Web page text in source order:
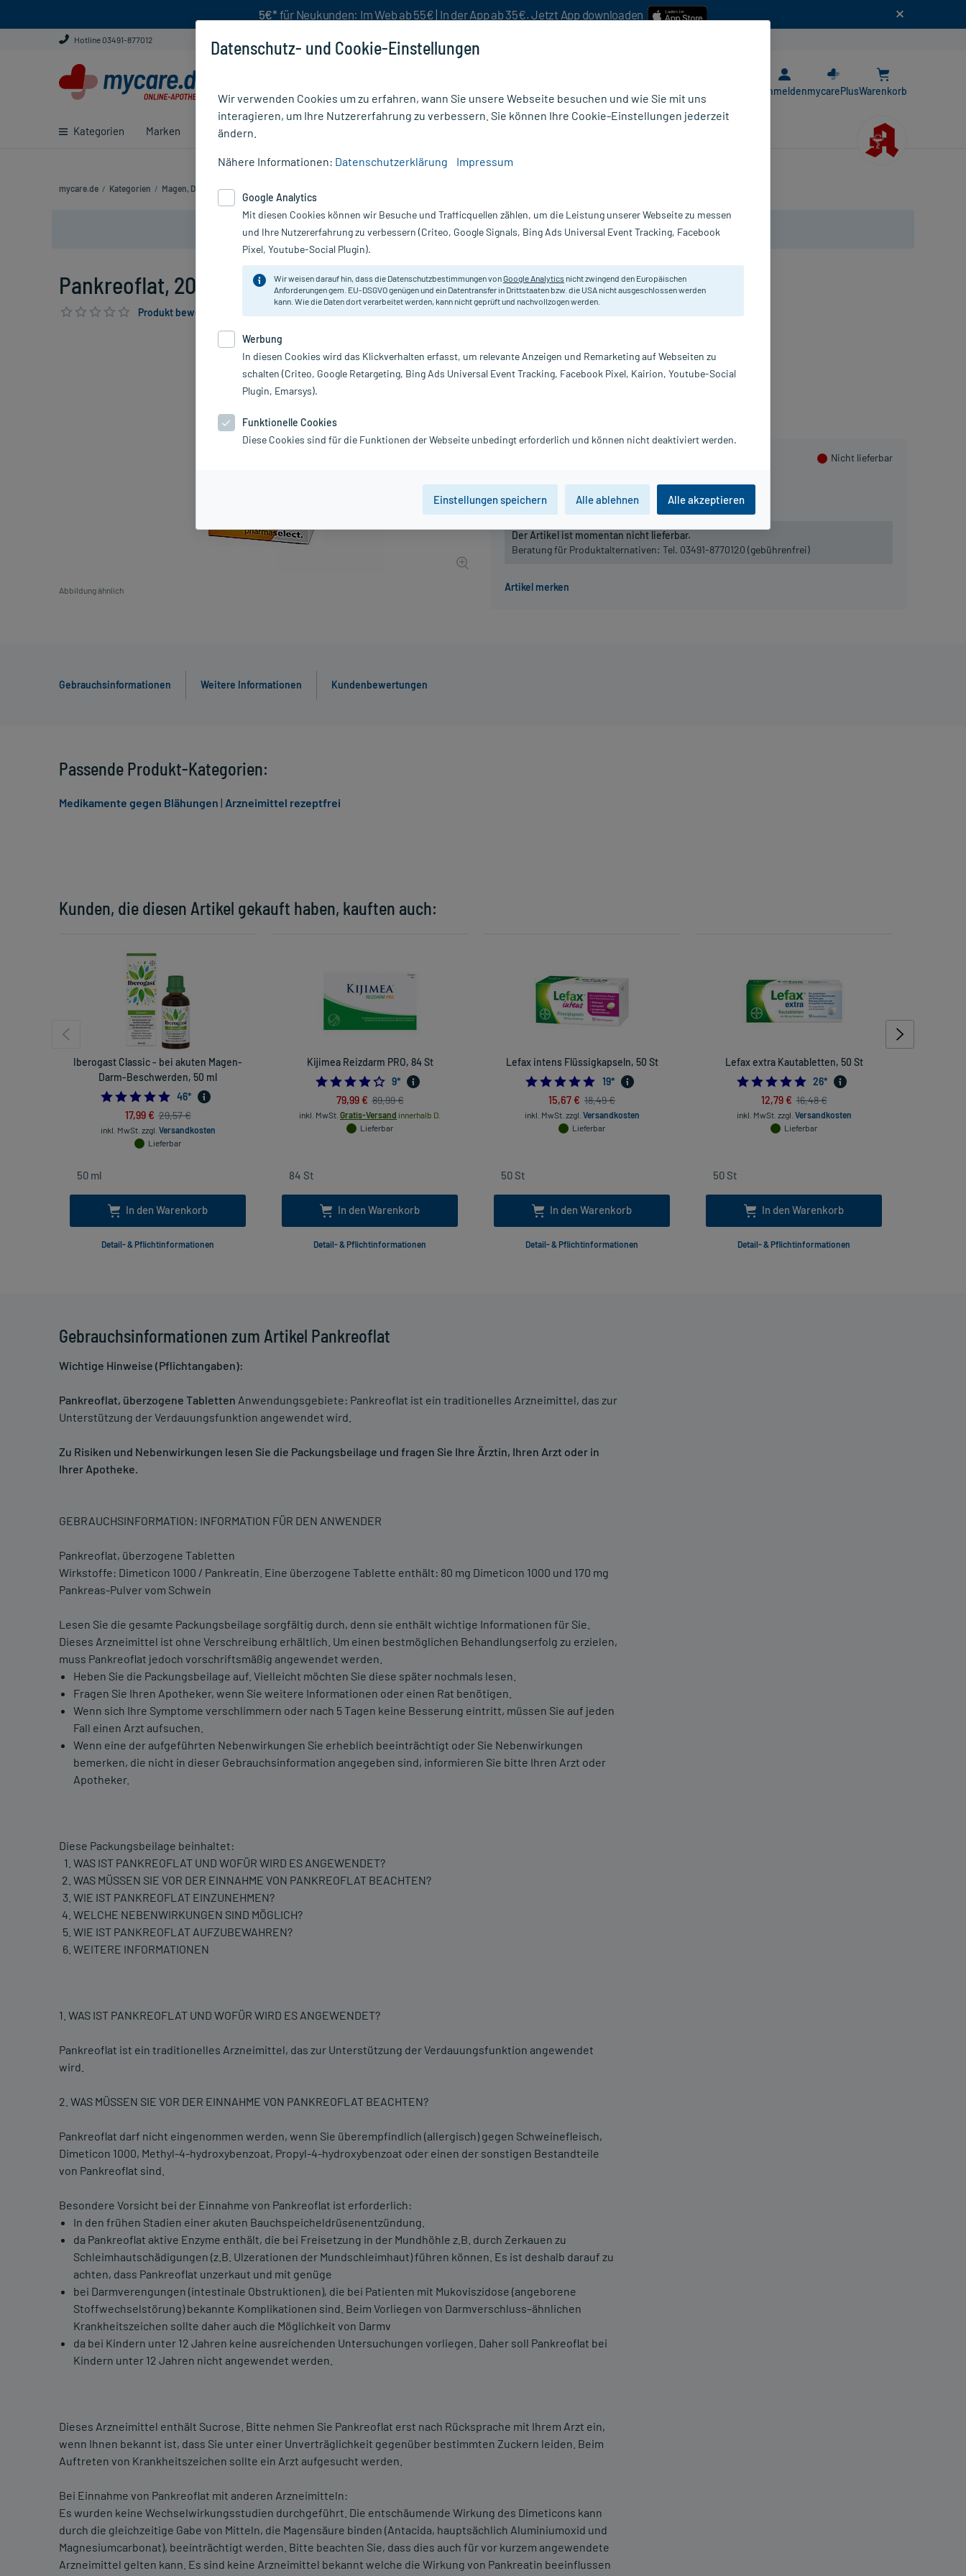
5€* für Neukunden: Im Web ab 55€ | In der App ab 35€. Jetzt App downloaden
Hotline 03491-877012
Kategorien Marken Ratgeber
AnmeldenmycarePlusWarenkorb
mycare.de / Kategorien / Magen, Darm & Verdauung
Nur für kurze Zeit:Gratis-Versand* ab 19€ Mindestbestellwert!
Pankreoflat, 200 St
Produkt bewerten & PlusHerzen sichern
Abbildung ähnlich
Nicht lieferbar
50 St 100 St 200 St
Der Artikel ist momentan nicht lieferbar.
Beratung für Produktalternativen: Tel. 03491-8770120 (gebührenfrei)
Zur Unterstützung der Verdauungsfunktion
Darreichung:
Überzogene Tabletten
Hersteller:
medphano Arzneimittel GmbH
Gebrauchsinformationen Weitere Informationen Kundenbewertungen
Gebrauchsinformationen zum Artikel Pankreoflat
Wichtige Hinweise (Pflichtangaben):
Pankreoflat, überzogene Tabletten Anwendungsgebiete: Pankreoflat ist ein traditionelles Arzneimittel, das zur
Unterstützung der Verdauungsfunktion angewendet wird.
Zu Risiken und Nebenwirkungen lesen Sie die Packungsbeilage und fragen Sie Ihre Ärztin, Ihren Arzt oder in
Ihrer Apotheke.
GEBRAUCHSINFORMATION: INFORMATION FÜR DEN ANWENDER
Pankreoflat, überzogene Tabletten
Wirkstoffe: Dimeticon 1000 / Pankreatin. Eine überzogene Tablette enthält: 80 mg Dimeticon 1000 und 170 mg
Pankreas-Pulver vom Schwein
Lesen Sie die gesamte Packungsbeilage sorgfältig durch, denn sie enthält wichtige Informationen für Sie.
Dieses Arzneimittel ist ohne Verschreibung erhältlich. Um einen bestmöglichen Behandlungserfolg zu erzielen,
muss Pankreoflat jedoch vorschriftsmäßig angewendet werden.
Heben Sie die Packungsbeilage auf. Vielleicht möchten Sie diese später nochmals lesen.
Fragen Sie Ihren Apotheker, wenn Sie weitere Informationen oder einen Rat benötigen.
Wenn sich Ihre Symptome verschlimmern oder nach 5 Tagen keine Besserung eintritt, müssen Sie auf jeden
Fall einen Arzt aufsuchen.
Wenn eine der aufgeführten Nebenwirkungen Sie erheblich beeinträchtigt oder Sie Nebenwirkungen
bemerken, die nicht in dieser Gebrauchsinformation angegeben sind, informieren Sie bitte Ihren Arzt oder
Apotheker.
Diese Packungsbeilage beinhaltet:
WAS IST PANKREOFLAT UND WOFÜR WIRD ES ANGEWENDET?
WAS MÜSSEN SIE VOR DER EINNAHME VON PANKREOFLAT BEACHTEN?
WIE IST PANKREOFLAT EINZUNEHMEN?
WELCHE NEBENWIRKUNGEN SIND MÖGLICH?
WIE IST PANKREOFLAT AUFZUBEWAHREN?
WEITERE INFORMATIONEN
1. WAS IST PANKREOFLAT UND WOFÜR WIRD ES ANGEWENDET?
Pankreoflat ist ein traditionelles Arzneimittel, das zur Unterstützung der Verdauungsfunktion angewendet
wird.
2. WAS MÜSSEN SIE VOR DER EINNAHME VON PANKREOFLAT BEACHTEN?
Pankreoflat darf nicht eingenommen werden, wenn Sie überempfindlich (allergisch) gegen Schweinefleisch,
Dimeticon 1000, Methyl-4-hydroxybenzoat, Propyl-4-hydroxybenzoat oder einen der sonstigen Bestandteile
von Pankreoflat sind.
Besondere Vorsicht bei der Einnahme von Pankreoflat ist erforderlich:
In den frühen Stadien einer akuten Bauchspeicheldrüsenentzündung.
da Pankreoflat aktive Enzyme enthält, die bei Freisetzung in der Mundhöhle z.B. durch Zerkauen zu
Schleimhautschädigungen (z.B. Ulzerationen der Mundschleimhaut) führen können. Es ist deshalb darauf zu
achten, dass Pankreoflat unzerkaut und mit genüge
bei Darmverengungen (intestinale Obstruktionen), die bei Patienten mit Mukoviszidose (angeborene
Stoffwechselstörung) bekannte Komplikationen sind. Beim Vorliegen von Darmverschluss–ähnlichen
Krankheitszeichen sollte daher auch die Möglichkeit von Darmv
da bei Kindern unter 12 Jahren keine ausreichenden Untersuchungen vorliegen. Daher soll Pankreoflat bei
Kindern unter 12 Jahren nicht angewendet werden.
Dieses Arzneimittel enthält Sucrose. Bitte nehmen Sie Pankreoflat erst nach Rücksprache mit Ihrem Arzt ein,
wenn Ihnen bekannt ist, dass Sie unter einer Unverträglichkeit gegenüber bestimmten Zuckern leiden. Beim
Auftreten von Krankheitszeichen sollte ein Arzt aufgesucht werden.
Bei Einnahme von Pankreoflat mit anderen Arzneimitteln:
Es wurden keine Wechselwirkungsstudien durchgeführt. Die entschäumende Wirkung des Dimeticons kann
durch die gleichzeitige Gabe von Mitteln, die Magensäure binden (Antacida, hauptsächlich Aluminiumoxid und
Magnesiumcarbonat), beeinträchtigt werden. Bitte beachten Sie, dass dies auch für vor kurzem angewendete
Arzneimittel gelten kann. Es sind keine Arzneimittel bekannt welche die Wirkung von Pankreatin beeinflussen
Kunden, die diesen Artikel gekauft haben, kauften auch:
Iberogast Classic - bei akuten Magen-
Darm-Beschwerden, 50 ml
4.978260869565218
46*
17,99 € 29,57 €
inkl. MwSt. zzgl. Versandkosten
Lieferbar
In den Warenkorb
Detail- & Pflichtinformationen
Kijimea Reizdarm PRO, 84 St
4.111111111111111
9*
79,99 € 89,99 €
inkl. MwSt. Gratis-Versand innerhalb D.
Lieferbar
In den Warenkorb
Detail- & Pflichtinformationen
Lefax intens Flüssigkapseln, 50 St
4.842105263157895
19*
15,67 € 18,49 €
inkl. MwSt. zzgl. Versandkosten
Lieferbar
In den Warenkorb
Detail- & Pflichtinformationen
Lefax extra Kautabletten, 50 St
4.846153846153846
26*
12,79 € 16,48 €
inkl. MwSt. zzgl. Versandkosten
Lieferbar
In den Warenkorb
Detail- & Pflichtinformationen
Passende Produkt-Kategorien:
Medikamente gegen Blähungen | Arzneimittel rezeptfrei
Datenschutz- und Cookie-Einstellungen
Wir verwenden Cookies um zu erfahren, wann Sie unsere Webseite besuchen und wie Sie mit uns
interagieren, um Ihre Nutzererfahrung zu verbessern. Sie können Ihre Cookie-Einstellungen jederzeit
ändern.
Nähere Informationen: Datenschutzerklärung Impressum
Google Analytics
Mit diesen Cookies können wir Besuche und Trafficquellen zählen, um die Leistung unserer Webseite zu messen
und Ihre Nutzererfahrung zu verbessern (Criteo, Google Signals, Bing Ads Universal Event Tracking, Facebook
Pixel, Youtube-Social Plugin).
Wir weisen darauf hin, dass die Datenschutzbestimmungen vonGoogle Analytics nicht zwingend den Europäischen
Anforderungen gem. EU-DSGVO genügen und ein Datentransfer in Drittstaaten bzw. die USA nicht ausgeschlossen werden
kann. Wie die Daten dort verarbeitet werden, kann nicht geprüft und nachvollzogen werden.
Werbung
In diesen Cookies wird das Klickverhalten erfasst, um relevante Anzeigen und Remarketing auf Webseiten zu
schalten (Criteo, Google Retargeting, Bing Ads Universal Event Tracking, Facebook Pixel, Kairion, Youtube-Social
Plugin, Emarsys).
Funktionelle Cookies
Diese Cookies sind für die Funktionen der Webseite unbedingt erforderlich und können nicht deaktiviert werden.
Einstellungen speichern Alle ablehnen Alle akzeptieren